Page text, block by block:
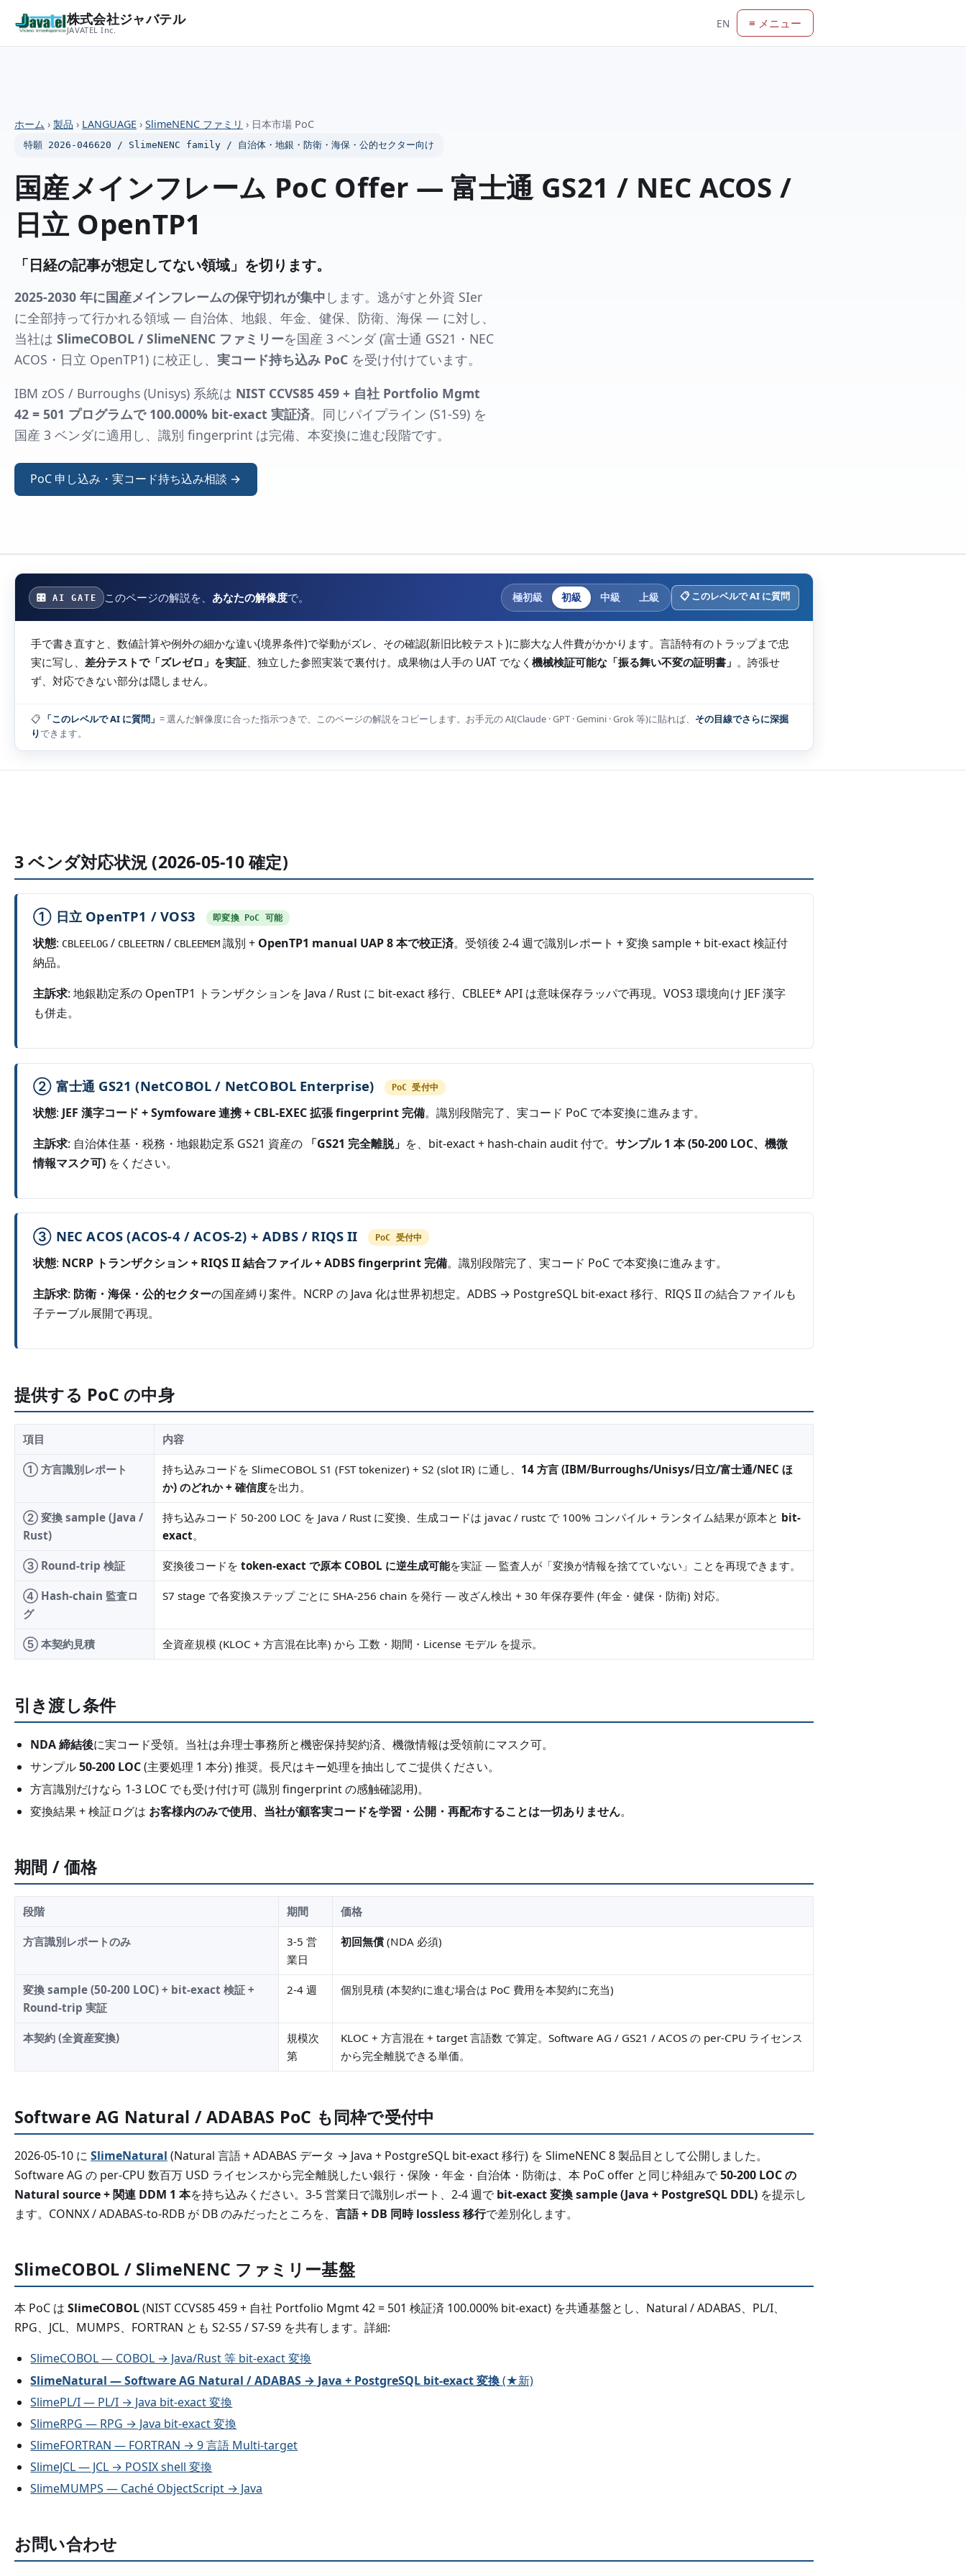
株式会社ジャバテル
JAVATEL Inc. EN ≡ メニュー
ホーム › 製品 › LANGUAGE › SlimeNENC ファミリ › 日本市場 PoC
特願 2026-046620 / SlimeNENC family / 自治体・地銀・防衛・海保・公的セクター向け
国産メインフレーム PoC Offer — 富士通 GS21 / NEC ACOS /
日立 OpenTP1
「日経の記事が想定してない領域」を切ります。
2025-2030 年に国産メインフレームの保守切れが集中 します。逃がすと外資 SIer
に全部持って行かれる領域 — 自治体、地銀、年金、健保、防衛、海保 — に対し、
当社は SlimeCOBOL / SlimeNENC ファミリーを国産 3 ベンダ (富士通 GS21・NEC
ACOS・日立 OpenTP1) に校正し、 実コード持ち込み PoC を受け付けています。
IBM zOS / Burroughs (Unisys) 系統は NIST CCVS85 459 + 自社 Portfolio Mgmt
42 = 501 プログラムで 100.000% bit-exact 実証済。同じパイプライン (S1-S9) を
国産 3 ベンダに適用し、識別 fingerprint は完備、本変換に進む段階です。
PoC 申し込み・実コード持ち込み相談 →
🎛 AI GATE このページの解説を、 あなたの解像度で。 極初級 初級 中級 上級 📋 このレベルで AI に質問
手で書き直すと、数値計算や例外の細かな違い(境界条件)で挙動がズレ、その確認(新旧比較テスト)に膨大な人件費がかかります。言語特有のトラップまで忠
実に写し、 差分テストで「ズレゼロ」を実証、独立した参照実装で裏付け。成果物は人手の UAT でなく 機械検証可能な「振る舞い不変の証明書」 。誇張せ
ず、対応できない部分は隠しません。
📋 「このレベルで AI に質問」 = 選んだ解像度に合った指示つきで、このページの解説をコピーします。お手元の AI(Claude · GPT · Gemini · Grok 等)に貼れば、 その目線でさらに深掘
りできます。
3 ベンダ対応状況 (2026-05-10 確定)
① 日立 OpenTP1 / VOS3 即変換 PoC 可能
状態: CBLEELOG / CBLEETRN / CBLEEMEM 識別 + OpenTP1 manual UAP 8 本で校正済。受領後 2-4 週で識別レポート + 変換 sample + bit-exact 検証付
納品。
主訴求: 地銀勘定系の OpenTP1 トランザクションを Java / Rust に bit-exact 移行、CBLEE* API は意味保存ラッパで再現。VOS3 環境向け JEF 漢字
も併走。
② 富士通 GS21 (NetCOBOL / NetCOBOL Enterprise) PoC 受付中
状態: JEF 漢字コード + Symfoware 連携 + CBL-EXEC 拡張 fingerprint 完備。識別段階完了、実コード PoC で本変換に進みます。
主訴求: 自治体住基・税務・地銀勘定系 GS21 資産の 「GS21 完全離脱」 を、bit-exact + hash-chain audit 付で。サンプル 1 本 (50-200 LOC、機微
情報マスク可) をください。
③ NEC ACOS (ACOS-4 / ACOS-2) + ADBS / RIQS II PoC 受付中
状態: NCRP トランザクション + RIQS II 結合ファイル + ADBS fingerprint 完備。識別段階完了、実コード PoC で本変換に進みます。
主訴求: 防衛・海保・公的セクターの国産縛り案件。NCRP の Java 化は世界初想定。ADBS → PostgreSQL bit-exact 移行、RIQS II の結合ファイルも
子テーブル展開で再現。
提供する PoC の中身
項目 内容
① 方言識別レポート 持ち込みコードを SlimeCOBOL S1 (FST tokenizer) + S2 (slot IR) に通し、 14 方言 (IBM/Burroughs/Unisys/日立/富士通/NEC ほ
か) のどれか + 確信度を出力。
② 変換 sample (Java /
Rust)
持ち込みコード 50-200 LOC を Java / Rust に変換、生成コードは javac / rustc で 100% コンパイル + ランタイム結果が原本と bit-
exact。
③ Round-trip 検証 変換後コードをtoken-exact で原本 COBOL に逆生成可能を実証 — 監査人が「変換が情報を捨てていない」ことを再現できます。
④ Hash-chain 監査ロ
グ
S7 stage で各変換ステップ ごとに SHA-256 chain を発行 — 改ざん検出 + 30 年保存要件 (年金・健保・防衛) 対応。
⑤ 本契約見積 全資産規模 (KLOC + 方言混在比率) から 工数・期間・License モデル を提示。
引き渡し条件
NDA 締結後に実コード受領。当社は弁理士事務所と機密保持契約済、機微情報は受領前にマスク可。
サンプル50-200 LOC(主要処理 1 本分) 推奨。長尺はキー処理を抽出してご提供ください。
方言識別だけなら 1-3 LOC でも受け付け可 (識別 fingerprint の感触確認用)。
変換結果 + 検証ログは お客様内のみで使用、当社が顧客実コードを学習・公開・再配布することは一切ありません。
期間 / 価格
段階 期間 価格
方言識別レポートのみ
3-5 営
業日
初回無償 (NDA 必須)
変換 sample (50-200 LOC) + bit-exact 検証 +
Round-trip 実証
2-4 週 個別見積 (本契約に進む場合は PoC 費用を本契約に充当)
本契約 (全資産変換)
規模次
第
KLOC + 方言混在 + target 言語数 で算定。Software AG / GS21 / ACOS の per-CPU ライセンス
から完全離脱できる単価。
Software AG Natural / ADABAS PoC も同枠で受付中
2026-05-10 に SlimeNatural (Natural 言語 + ADABAS データ → Java + PostgreSQL bit-exact 移行) を SlimeNENC 8 製品目として公開しました。
Software AG の per-CPU 数百万 USD ライセンスから完全離脱したい銀行・保険・年金・自治体・防衛は、本 PoC offer と同じ枠組みで50-200 LOC の
Natural source + 関連 DDM 1 本を持ち込みください。3-5 営業日で識別レポート、2-4 週でbit-exact 変換 sample (Java + PostgreSQL DDL) を提示し
ます。CONNX / ADABAS-to-RDB が DB のみだったところを、 言語 + DB 同時 lossless 移行で差別化します。
SlimeCOBOL / SlimeNENC ファミリー基盤
本 PoC は SlimeCOBOL(NIST CCVS85 459 + 自社 Portfolio Mgmt 42 = 501 検証済 100.000% bit-exact) を共通基盤とし、Natural / ADABAS、PL/I、
RPG、JCL、MUMPS、FORTRAN とも S2-S5 / S7-S9 を共有します。詳細:
SlimeCOBOL — COBOL → Java/Rust 等 bit-exact 変換
SlimeNatural — Software AG Natural / ADABAS → Java + PostgreSQL bit-exact 変換(★新)
SlimePL/I — PL/I → Java bit-exact 変換
SlimeRPG — RPG → Java bit-exact 変換
SlimeFORTRAN — FORTRAN → 9 言語 Multi-target
SlimeJCL — JCL → POSIX shell 変換
SlimeMUMPS — Caché ObjectScript → Java
お問い合わせ